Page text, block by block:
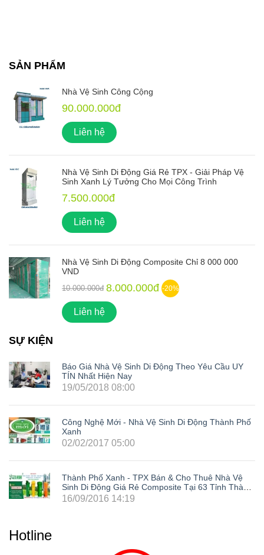
SẢN PHẨM
Nhà Vệ Sinh Công Cộng
90.000.000đ
Liên hệ
Nhà Vệ Sinh Di Động Giá Rẻ TPX - Giải Pháp Vệ
Sinh Xanh Lý Tưởng Cho Mọi Công Trình
7.500.000đ
Liên hệ
Nhà Vệ Sinh Di Động Composite Chỉ 8 000 000
VND
10.000.000đ 8.000.000đ -20%
Liên hệ
SỰ KIỆN
Báo Giá Nhà Vệ Sinh Di Động Theo Yêu Cầu UY
TÍN Nhất Hiện Nay
19/05/2018 08:00
Công Nghệ Mới - Nhà Vệ Sinh Di Động Thành Phố
Xanh
02/02/2017 05:00
Thành Phố Xanh - TPX Bán & Cho Thuê Nhà Vệ
Sinh Di Động Giá Rẻ Composite Tại 63 Tỉnh Thành
Trong Cả Nước: Hà Nội, Hải Phòng, Hồ Chí Minh,
16/09/2016 14:19
Hotline